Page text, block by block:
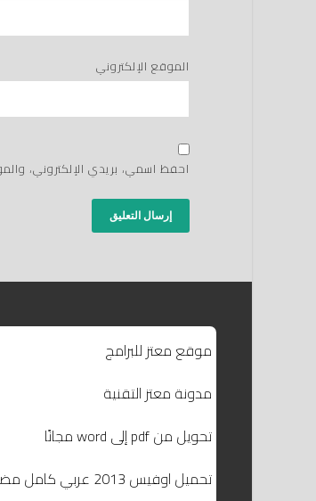
الموقع الإلكتروني
احفظ اسمي، بريدي الإلكتروني،
موقع معتز للبرامج
مدونة معتز التقنية
تحويل من pdf إلى word مجانًا
تحميل اوفيس 2013 عربي كامل مضغوط